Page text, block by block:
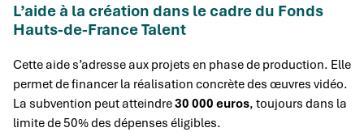
L’aide à la création dans le cadre du Fonds
Hauts-de-France Talent
Cette aide s’adresse aux projets en phase de production. Elle
permet de financer la réalisation concrète des œuvres vidéo.
La subvention peut atteindre30 000 euros, toujours dans la
limite de 50% des dépenses éligibles.